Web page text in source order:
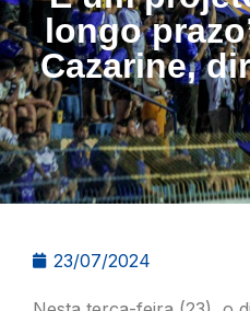
longo
Cazarine,
23/07/2024